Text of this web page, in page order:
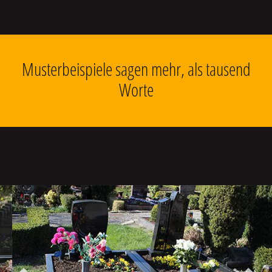
Musterbeispiele sagen mehr, als tausend
Worte